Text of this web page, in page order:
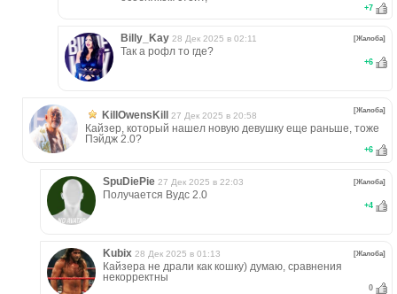
+7
Billy_Kay 28 Дек 2025 в 02:11 [Жалоба]
Так а рофл то где?
+6
KillOwensKill 27 Дек 2025 в 20:58
[Жалоба]
Кайзер, который нашел новую девушку еще раньше, тоже
Пэйдж 2.0?
+6
SpuDiePie 27 Дек 2025 в 22:03 [Жалоба]
Получается Вудс 2.0
+4
Kubix 28 Дек 2025 в 01:13 [Жалоба]
Кайзера не драли как кошку) думаю, сравнения
некорректны
0